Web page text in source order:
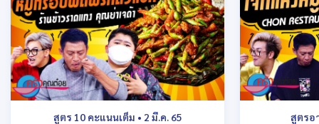
สูตร 10 คะแนนเต็ม • 2 มี.ค. 65 สูตรอ